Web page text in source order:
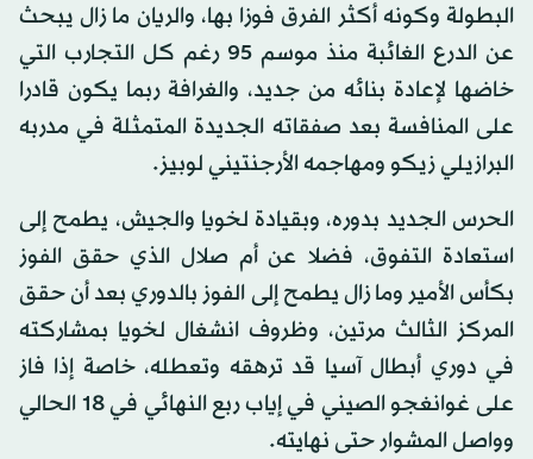
البطولة وكونه أكثر الفرق فوزا بها، والريان ما زال يبحث
عن الدرع الغائبة منذ موسم 95 رغم كل التجارب التي
خاضها لإعادة بنائه من جديد، والغرافة ربما يكون قادرا
على المنافسة بعد صفقاته الجديدة المتمثلة في مدربه
البرازيلي زيكو ومهاجمه الأرجنتيني لوبيز.
الحرس الجديد بدوره، وبقيادة لخويا والجيش، يطمح إلى
استعادة التفوق، فضلا عن أم صلال الذي حقق الفوز
بكأس الأمير وما زال يطمح إلى الفوز بالدوري بعد أن حقق
المركز الثالث مرتين، وظروف انشغال لخويا بمشاركته
في دوري أبطال آسيا قد ترهقه وتعطله، خاصة إذا فاز
على غوانغجو الصيني في إياب ربع النهائي في 18 الحالي
وواصل المشوار حتى نهايته.